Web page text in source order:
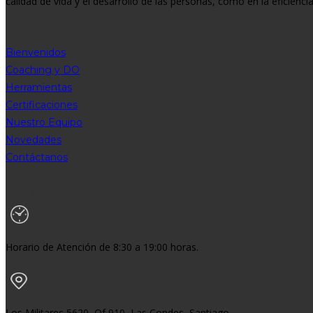
Bienvenidos
Coaching y DO
Herramientas
Certificaciones
Nuestro Equipo
Novedades
Contáctanos
Horario de Atención de 8:30 a 19:00 horas.